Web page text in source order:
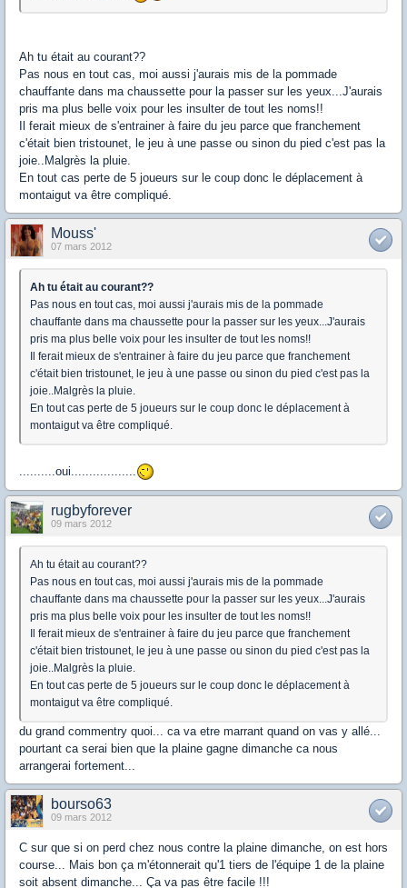
Ah tu était au courant??
Pas nous en tout cas, moi aussi j'aurais mis de la pommade
chauffante dans ma chaussette pour la passer sur les yeux...J'aurais
pris ma plus belle voix pour les insulter de tout les noms!!
Il ferait mieux de s'entrainer à faire du jeu parce que franchement
c'était bien tristounet, le jeu à une passe ou sinon du pied c'est pas la
joie..Malgrès la pluie.
En tout cas perte de 5 joueurs sur le coup donc le déplacement à
montaigut va être compliqué.
Mouss'
07 mars 2012
Ah tu était au courant??
Pas nous en tout cas, moi aussi j'aurais mis de la pommade
chauffante dans ma chaussette pour la passer sur les yeux...J'aurais
pris ma plus belle voix pour les insulter de tout les noms!!
Il ferait mieux de s'entrainer à faire du jeu parce que franchement
c'était bien tristounet, le jeu à une passe ou sinon du pied c'est pas la
joie..Malgrès la pluie.
En tout cas perte de 5 joueurs sur le coup donc le déplacement à
montaigut va être compliqué.
..........oui..................
rugbyforever
09 mars 2012
Ah tu était au courant??
Pas nous en tout cas, moi aussi j'aurais mis de la pommade
chauffante dans ma chaussette pour la passer sur les yeux...J'aurais
pris ma plus belle voix pour les insulter de tout les noms!!
Il ferait mieux de s'entrainer à faire du jeu parce que franchement
c'était bien tristounet, le jeu à une passe ou sinon du pied c'est pas la
joie..Malgrès la pluie.
En tout cas perte de 5 joueurs sur le coup donc le déplacement à
montaigut va être compliqué.
du grand commentry quoi... ca va etre marrant quand on vas y allé...
pourtant ca serai bien que la plaine gagne dimanche ca nous
arrangerai fortement...
bourso63
09 mars 2012
C sur que si on perd chez nous contre la plaine dimanche, on est hors
course... Mais bon ça m'étonnerait qu'1 tiers de l'équipe 1 de la plaine
soit absent dimanche... Ça va pas être facile !!!